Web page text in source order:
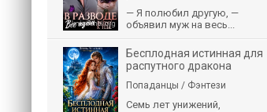
— Я полюбил другую, —
объявил муж на весь...
Бесплодная истинная для
распутного дракона
Попаданцы / Фэнтези
Семь лет унижений,